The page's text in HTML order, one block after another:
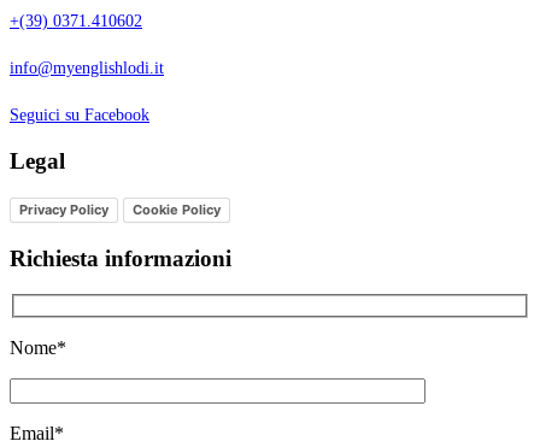
+(39) 0371.410602
info@myenglishlodi.it
Seguici su Facebook
Legal
Privacy Policy Cookie Policy
Richiesta informazioni
Nome*
Email*